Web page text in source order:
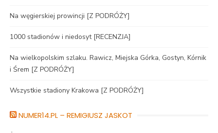
Na węgierskiej prowincji [Z PODRÓŻY]
1000 stadionów i niedosyt [RECENZJA]
Na wielkopolskim szlaku. Rawicz, Miejska Górka, Gostyn, Kórnik
i Śrem [Z PODRÓŻY]
Wszystkie stadiony Krakowa [Z PODRÓŻY]
NUMER14.PL – REMIGIUSZ JASKOT